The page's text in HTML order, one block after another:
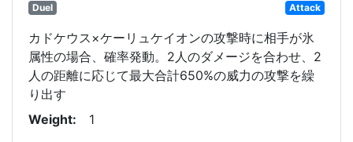
Duel Attack
カドケウス×ケーリュケイオンの攻撃時に相手が氷
属性の場合、確率発動。2人のダメージを合わせ、2
人の距離に応じて最大合計650%の威力の攻撃を繰
り出す
Weight
1